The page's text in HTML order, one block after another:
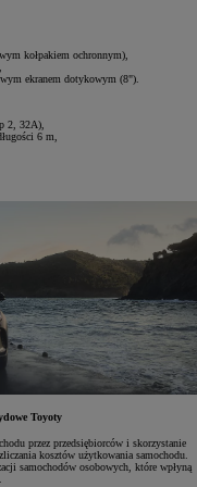
kołpakiem ochronnym),
ekranem dotykowym (8").
2, 32A),
6 m,
Toyoty
przez przedsiębiorców i skorzystanie
kosztów użytkowania samochodu.
samochodów osobowych, które wpłyną